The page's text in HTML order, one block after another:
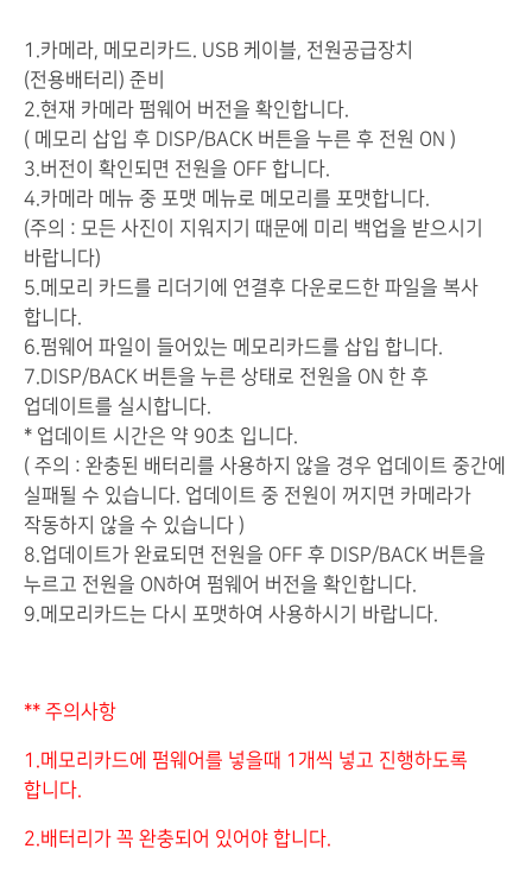
1.카메라, 메모리카드. USB 케이블, 전원공급장치
(전용배터리) 준비
2.현재 카메라 펌웨어 버전을 확인합니다.
( 메모리 삽입 후 DISP/BACK 버튼을 누른 후 전원 ON )
3.버전이 확인되면 전원을 OFF 합니다.
4.카메라 메뉴 중 포맷 메뉴로 메모리를 포맷합니다.
(주의 : 모든 사진이 지워지기 때문에 미리 백업을 받으시기
바랍니다)
5.메모리 카드를 리더기에 연결후 다운로드한 파일을 복사
합니다.
6.펌웨어 파일이 들어있는 메모리카드를 삽입 합니다.
7.DISP/BACK 버튼을 누른 상태로 전원을 ON 한 후
업데이트를 실시합니다.
* 업데이트 시간은 약 90초 입니다.
( 주의 : 완충된 배터리를 사용하지 않을 경우 업데이트 중간에
실패될 수 있습니다. 업데이트 중 전원이 꺼지면 카메라가
작동하지 않을 수 있습니다 )
8.업데이트가 완료되면 전원을 OFF 후 DISP/BACK 버튼을
누르고 전원을 ON하여 펌웨어 버전을 확인합니다.
9.메모리카드는 다시 포맷하여 사용하시기 바랍니다.
** 주의사항
1.메모리카드에 펌웨어를 넣을때 1개씩 넣고 진행하도록
합니다.
2.배터리가 꼭 완충되어 있어야 합니다.